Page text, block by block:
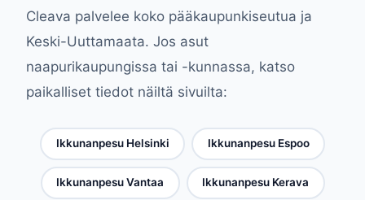
Cleava palvelee koko pääkaupunkiseutua ja
Keski-Uuttamaata. Jos asut
naapurikaupungissa tai -kunnassa, katso
paikalliset tiedot näiltä sivuilta:
Ikkunanpesu Helsinki Ikkunanpesu Espoo
Ikkunanpesu Vantaa Ikkunanpesu Kerava